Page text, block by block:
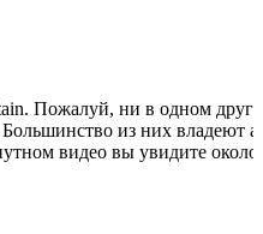
Пожалуй, ни в одном
из них владеют
видео вы увидите